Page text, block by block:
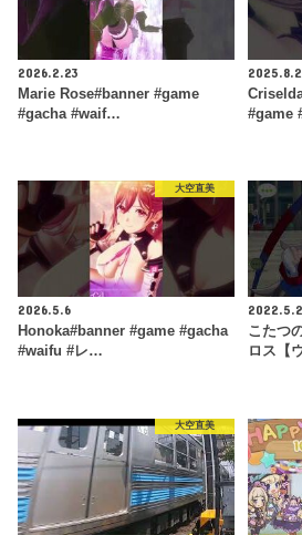
2026.2.23
Marie Rose#banner #game
#gacha #waif…
#game
大空直美
2026.5.6
Honoka#banner #game #gacha
#waifu #レ…
2022.5.2
こたつ
ロス【
大空直美